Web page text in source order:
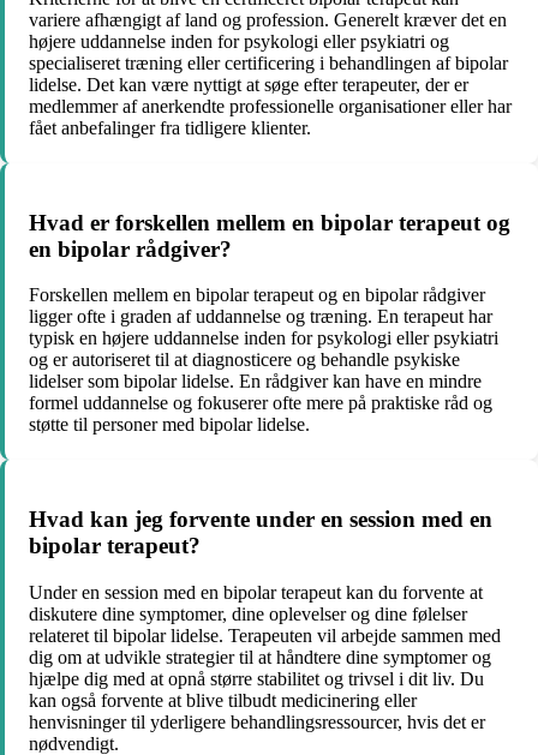
variere afhængigt af land og profession. Generelt kræver det en
højere uddannelse inden for psykologi eller psykiatri og
specialiseret træning eller certificering i behandlingen af bipolar
lidelse. Det kan være nyttigt at søge efter terapeuter, der er
medlemmer af anerkendte professionelle organisationer eller har
fået anbefalinger fra tidligere klienter.
Hvad er forskellen mellem en bipolar terapeut og
en bipolar rådgiver?
Forskellen mellem en bipolar terapeut og en bipolar rådgiver
ligger ofte i graden af uddannelse og træning. En terapeut har
typisk en højere uddannelse inden for psykologi eller psykiatri
og er autoriseret til at diagnosticere og behandle psykiske
lidelser som bipolar lidelse. En rådgiver kan have en mindre
formel uddannelse og fokuserer ofte mere på praktiske råd og
støtte til personer med bipolar lidelse.
Hvad kan jeg forvente under en session med en
bipolar terapeut?
Under en session med en bipolar terapeut kan du forvente at
diskutere dine symptomer, dine oplevelser og dine følelser
relateret til bipolar lidelse. Terapeuten vil arbejde sammen med
dig om at udvikle strategier til at håndtere dine symptomer og
hjælpe dig med at opnå større stabilitet og trivsel i dit liv. Du
kan også forvente at blive tilbudt medicinering eller
henvisninger til yderligere behandlingsressourcer, hvis det er
nødvendigt.